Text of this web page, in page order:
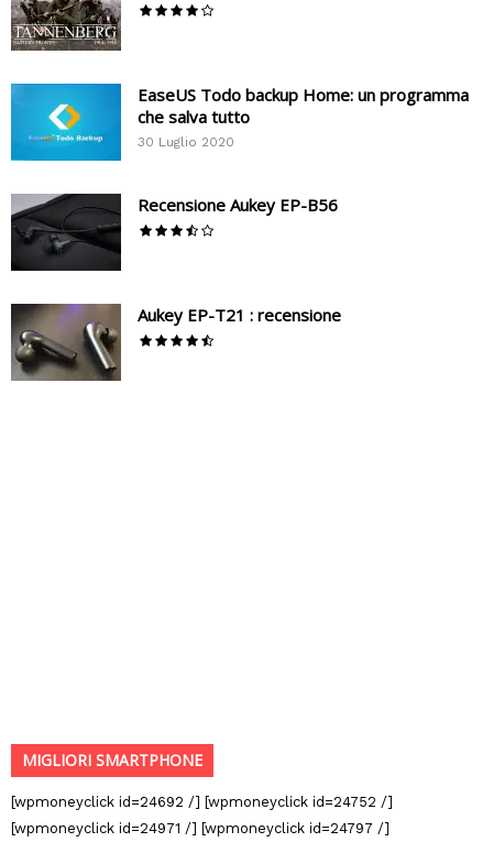
EaseUS Todo backup Home: un programma
che salva tutto
30 Luglio 2020
Recensione Aukey EP-B56
Aukey EP-T21 : recensione
MIGLIORI SMARTPHONE
[wpmoneyclick id=24692 /] [wpmoneyclick id=24752 /]
[wpmoneyclick id=24971 /] [wpmoneyclick id=24797 /]